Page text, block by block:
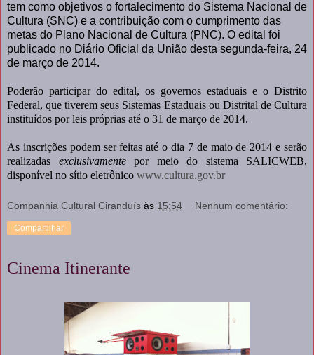
tem como objetivos o fortalecimento do Sistema Nacional de
Cultura (SNC) e a contribuição com o cumprimento das
metas do Plano Nacional de Cultura (PNC). O edital foi
publicado no Diário Oficial da União desta segunda-feira, 24
de março de 2014.
Poderão participar do edital, os governos estaduais e o Distrito
Federal, que tiverem seus Sistemas Estaduais ou Distrital de Cultura
instituídos por leis próprias até o 31 de março de 2014.
As inscrições podem ser feitas até o dia 7 de maio de 2014 e serão
realizadas exclusivamentepor meio do sistema SALICWEB,
disponível no sítio eletrônico www.cultura.gov.br
Companhia Cultural Ciranduís às 15:54 Nenhum comentário:
Compartilhar
Cinema Itinerante